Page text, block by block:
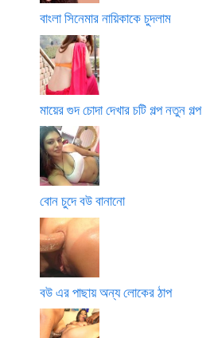
বাংলা সিনেমার নায়িকাকে চুদলাম
মায়ের গুদ চোদা দেখার চটি গল্প নতুন গল্প
বোন চুদে বউ বানানো
বউ এর পাছায় অন্য লোকের ঠাপ